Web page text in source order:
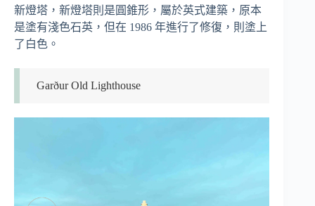
新燈塔，新燈塔則是圓錐形，屬於英式建築，原本
是塗有淺色石英，但在 1986 年進行了修復，則塗上
了白色。
Garður Old Lighthouse